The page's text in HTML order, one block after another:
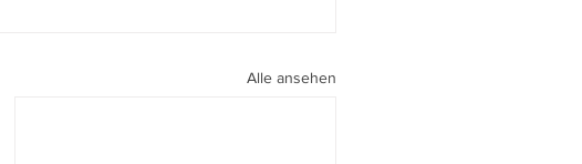
Alle ansehen